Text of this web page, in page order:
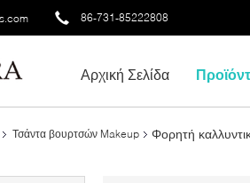
86-731-85222808
Αρχική Σελίδα
Τσάντα βουρτσών Makeup
Φορητή